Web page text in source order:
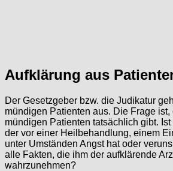
Aufklärung aus
Der Gesetzgeber bzw. die Judikatur
mündigen Patienten aus. Die Frage ist,
mündigen Patienten tatsächlich gibt.
der vor einer Heilbehandlung, einem
unter Umständen Angst hat oder
alle Fakten, die ihm der aufklärende
wahrzunehmen?